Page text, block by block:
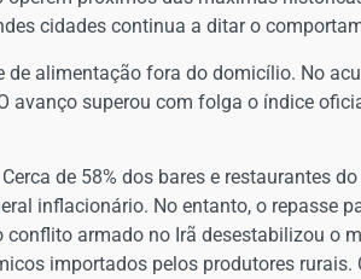
cidades continua a ditar o
alimentação fora do domicílio. No
avanço superou com folga o índice
de 58% dos bares e restaurantes
inflacionário. No entanto, o repasse
armado no Irã desestabilizou o
importados pelos produtores